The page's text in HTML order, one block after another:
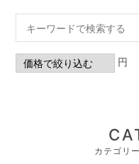
円
カテゴリ